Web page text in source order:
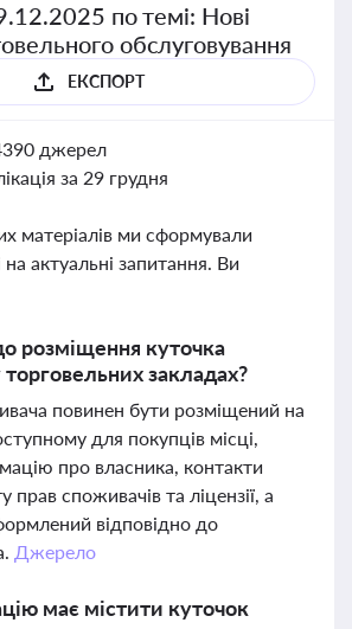
по темі: Нові
обслуговування
ЕКСПОРТ
джерел
за 29 грудня
матеріалів ми сформували
на актуальні запитання. Ви
розміщення куточка
закладах?
повинен бути розміщений на
для покупців місці,
про власника, контакти
прав споживачів та ліцензії, а
відповідно до
Джерело
має містити куточок